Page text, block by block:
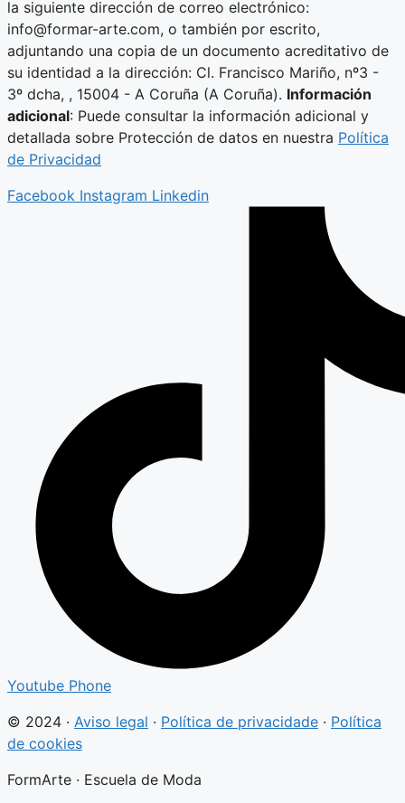
la siguiente dirección de correo electrónico:
info@formar-arte.com, o también por escrito,
adjuntando una copia de un documento acreditativo de
su identidad a la dirección: Cl. Francisco Mariño, nº3 -
3º dcha, , 15004 - A Coruña (A Coruña). Información
adicional: Puede consultar la información adicional y
detallada sobre Protección de datos en nuestra Política
de Privacidad
Facebook Instagram Linkedin
Youtube Phone
© 2024 · Aviso legal · Política de privacidade · Política
de cookies
FormArte · Escuela de Moda